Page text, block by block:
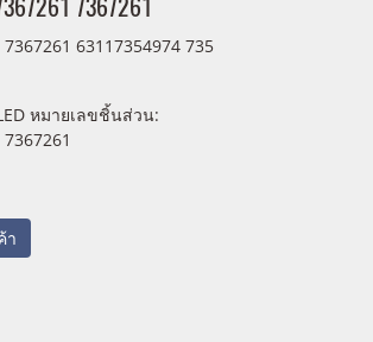
7367261
63117354974 735
หมายเลขชิ้นส่วน:
า